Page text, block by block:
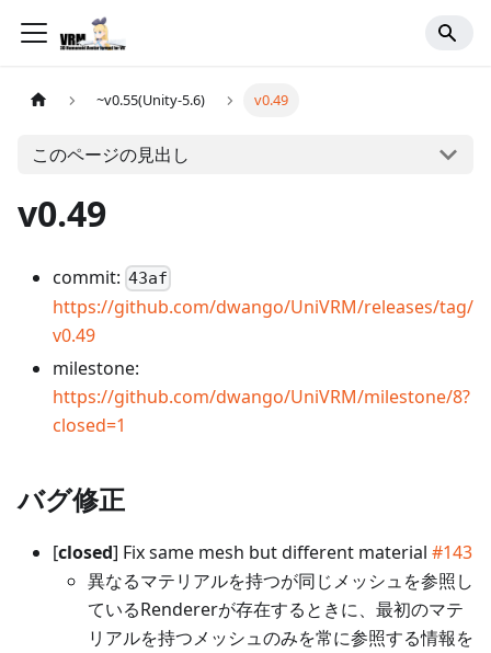
~v0.55(Unity-5.6) v0.49
このページの見出し
v0.49
commit: 43af
https://github.com/dwango/UniVRM/releases/tag/
v0.49
milestone:
https://github.com/dwango/UniVRM/milestone/8?
closed=1
バグ修正
[closed] Fix same mesh but different material #143
異なるマテリアルを持つが同じメッシュを参照し
ているRendererが存在するときに、最初のマテ
リアルを持つメッシュのみを常に参照する情報を